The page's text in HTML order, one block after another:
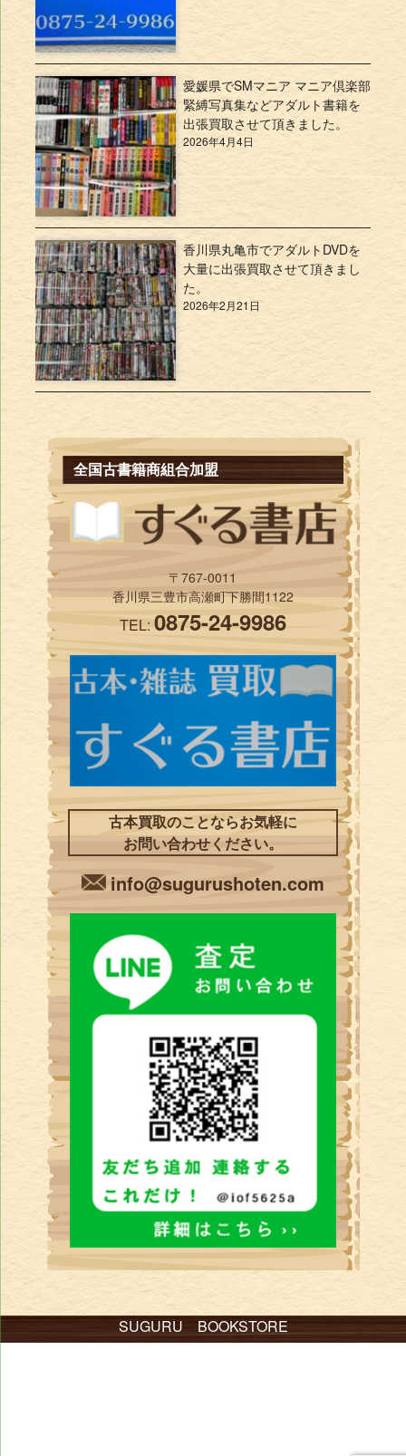
愛媛県でSMマニア マニア倶楽部
緊縛写真集などアダルト書籍を
出張買取させて頂きました。
2026年4月4日
香川県丸亀市でアダルトDVDを
大量に出張買取させて頂きまし
た。
2026年2月21日
全国古書籍商組合加盟
〒767-0011
香川県三豊市高瀬町下勝間1122
TEL:0875-24-9986
古本買取のことならお気軽に
お問い合わせください。
info@sugurushoten.com
SUGURU BOOKSTORE